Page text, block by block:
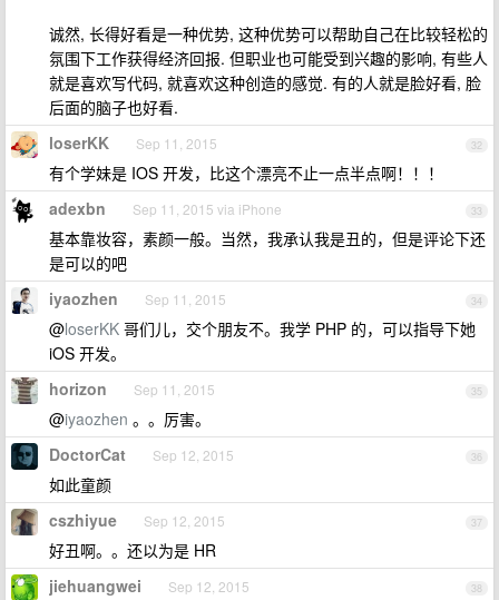
诚然, 长得好看是一种优势, 这种优势可以帮助自己在比较轻松的
氛围下工作获得经济回报. 但职业也可能受到兴趣的影响, 有些人
就是喜欢写代码, 就喜欢这种创造的感觉. 有的人就是脸好看, 脸
后面的脑子也好看.
32
loserKK Sep 11, 2015
有个学妹是 IOS 开发，比这个漂亮不止一点半点啊！！！
33
adexbn Sep 11, 2015 via iPhone
基本靠妆容，素颜一般。当然，我承认我是丑的，但是评论下还
是可以的吧
34
iyaozhen Sep 11, 2015
@loserKK 哥们儿，交个朋友不。我学 PHP 的，可以指导下她
iOS 开发。
35
horizon Sep 11, 2015
@iyaozhen 。。厉害。
36
DoctorCat Sep 12, 2015
如此童颜
37
cszhiyue Sep 12, 2015
好丑啊。。还以为是 HR
38
jiehuangwei Sep 12, 2015